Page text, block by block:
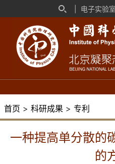
电子实验室
首页 > 科研成果 > 专利
一种提高单分散的
的